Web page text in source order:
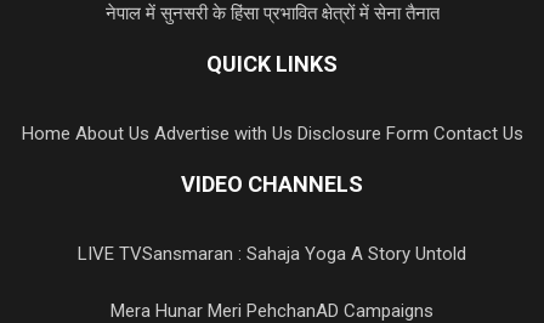
नेपाल में सुनसरी के हिंसा प्रभावित क्षेत्रों में सेना तैनात
QUICK LINKS
Home About Us Advertise with Us Disclosure Form Contact Us
VIDEO CHANNELS
LIVE TVSansmaran : Sahaja Yoga A Story Untold
Mera Hunar Meri PehchanAD Campaigns